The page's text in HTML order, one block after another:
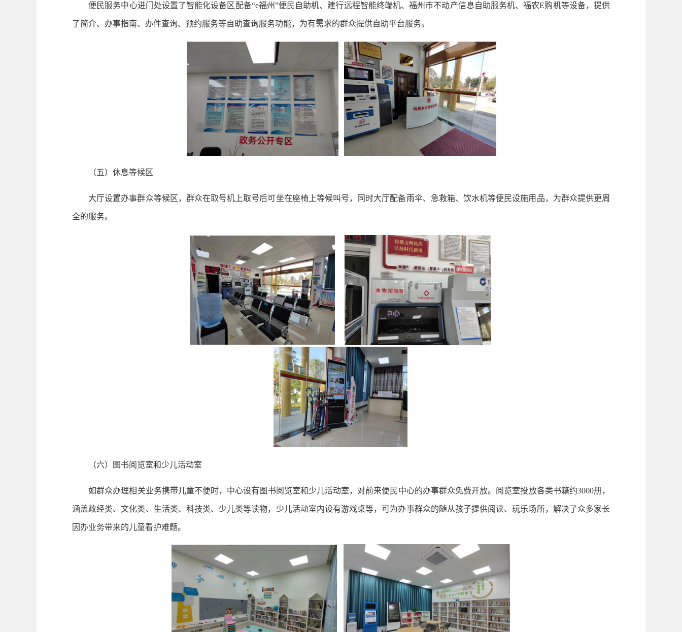
便民服务中心进门处设置了智能化设备区配备“e福州”便民自助机、建行远程智能终端机、福州市不动产信息自助服务机、福农E购机等设备，提供
了简介、办事指南、办件查询、预约服务等自助查询服务功能，为有需求的群众提供自助平台服务。
（五）休息等候区
大厅设置办事群众等候区，群众在取号机上取号后可坐在座椅上等候叫号，同时大厅配备雨伞、急救箱、饮水机等便民设施用品，为群众提供更周
全的服务。
（六）图书阅览室和少儿活动室
如群众办理相关业务携带儿童不便时，中心设有图书阅览室和少儿活动室，对前来便民中心的办事群众免费开放。阅览室投放各类书籍约3000册，
涵盖政经类、文化类、生活类、科技类、少儿类等读物，少儿活动室内设有游戏桌等，可为办事群众的随从孩子提供阅读、玩乐场所，解决了众多家长
因办业务带来的儿童看护难题。